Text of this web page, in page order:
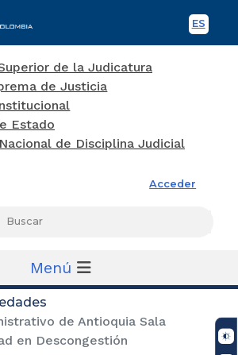
ES
Acceder
Menú
de Antioquia Sala
en Descongestión